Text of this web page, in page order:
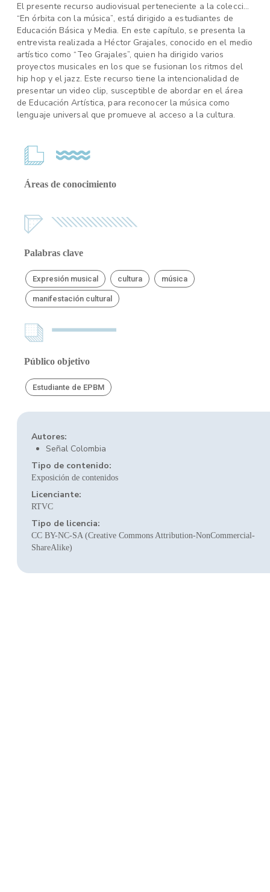
El presente recurso audiovisual perteneciente a la colección
“En órbita con la música”, está dirigido a estudiantes de
Educación Básica y Media. En este capítulo, se presenta la
entrevista realizada a Héctor Grajales, conocido en el medio
artístico como “Teo Grajales”, quien ha dirigido varios
proyectos musicales en los que se fusionan los ritmos del
hip hop y el jazz. Este recurso tiene la intencionalidad de
presentar un video clip, susceptible de abordar en el área
de Educación Artística, para reconocer la música como
lenguaje universal que promueve al acceso a la cultura.
Áreas de conocimiento
Palabras clave
Expresión musical cultura música
manifestación cultural
Público objetivo
Estudiante de EPBM
Autores:
Señal Colombia
Tipo de contenido:
Exposición de contenidos
Licenciante:
RTVC
Tipo de licencia:
CC BY-NC-SA (Creative Commons Attribution-NonCommercial-
ShareAlike)